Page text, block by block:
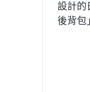
設計的
後背包